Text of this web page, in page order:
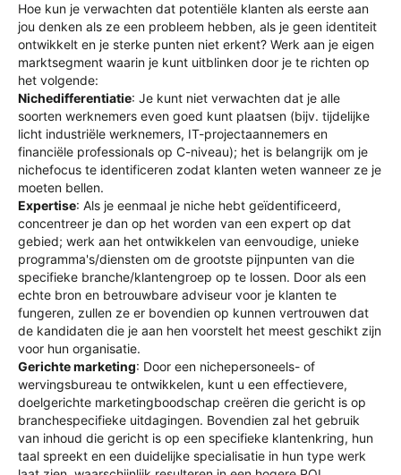
Hoe kun je verwachten dat potentiële klanten als eerste aan
jou denken als ze een probleem hebben, als je geen identiteit
ontwikkelt en je sterke punten niet erkent? Werk aan je eigen
marktsegment waarin je kunt uitblinken door je te richten op
het volgende:
Nichedifferentiatie: Je kunt niet verwachten dat je alle
soorten werknemers even goed kunt plaatsen (bijv. tijdelijke
licht industriële werknemers, IT-projectaannemers en
financiële professionals op C-niveau); het is belangrijk om je
nichefocus te identificeren zodat klanten weten wanneer ze je
moeten bellen.
Expertise: Als je eenmaal je niche hebt geïdentificeerd,
concentreer je dan op het worden van een expert op dat
gebied; werk aan het ontwikkelen van eenvoudige, unieke
programma's/diensten om de grootste pijnpunten van die
specifieke branche/klantengroep op te lossen. Door als een
echte bron en betrouwbare adviseur voor je klanten te
fungeren, zullen ze er bovendien op kunnen vertrouwen dat
de kandidaten die je aan hen voorstelt het meest geschikt zijn
voor hun organisatie.
Gerichte marketing: Door een nichepersoneels- of
wervingsbureau te ontwikkelen, kunt u een effectievere,
doelgerichte marketingboodschap creëren die gericht is op
branchespecifieke uitdagingen. Bovendien zal het gebruik
van inhoud die gericht is op een specifieke klantenkring, hun
taal spreekt en een duidelijke specialisatie in hun type werk